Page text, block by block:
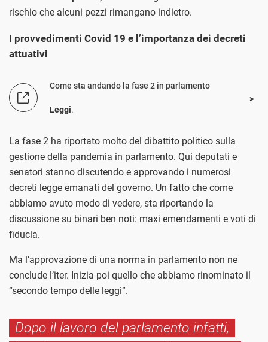
rischio che alcuni pezzi rimangano indietro.
I provvedimenti Covid 19 e l’importanza dei decreti
attuativi
Come sta andando la fase 2 in parlamento
Leggi.
La fase 2 ha riportato molto del dibattito politico sulla
gestione della pandemia in parlamento. Qui deputati e
senatori stanno discutendo e approvando i numerosi
decreti legge emanati del governo. Un fatto che come
abbiamo avuto modo di vedere, sta riportando la
discussione su binari ben noti: maxi emendamenti e voti di
fiducia.
Ma l’approvazione di una norma in parlamento non ne
conclude l’iter. Inizia poi quello che abbiamo rinominato il
“secondo tempo delle leggi”.
Dopo il lavoro del parlamento infatti,